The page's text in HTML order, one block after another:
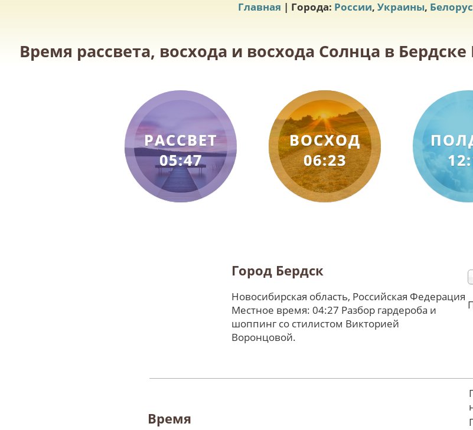
Главная | Города: России, Украины,
Время рассвета, восхода и восхода Солнца в
РАССВЕТ
05:47
ВОСХОД
06:23
Город Бердск
Новосибирская область, Российская Федерация
Местное время: 04:27 Разбор гардероба и
шоппинг со стилистом Викторией
Воронцовой.
Время